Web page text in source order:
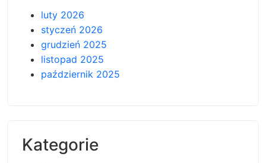
luty 2026
styczeń 2026
grudzień 2025
listopad 2025
październik 2025
Kategorie